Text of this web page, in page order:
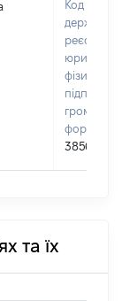
Код в
реєстрі
фізичних
38563265
та їх